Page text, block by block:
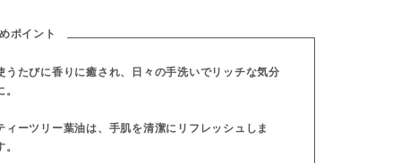
ポイント
うたびに香りに癒され、日々の手洗いでリッチな気分
。
ィーツリー葉油は、手肌を清潔にリフレッシュしま
。